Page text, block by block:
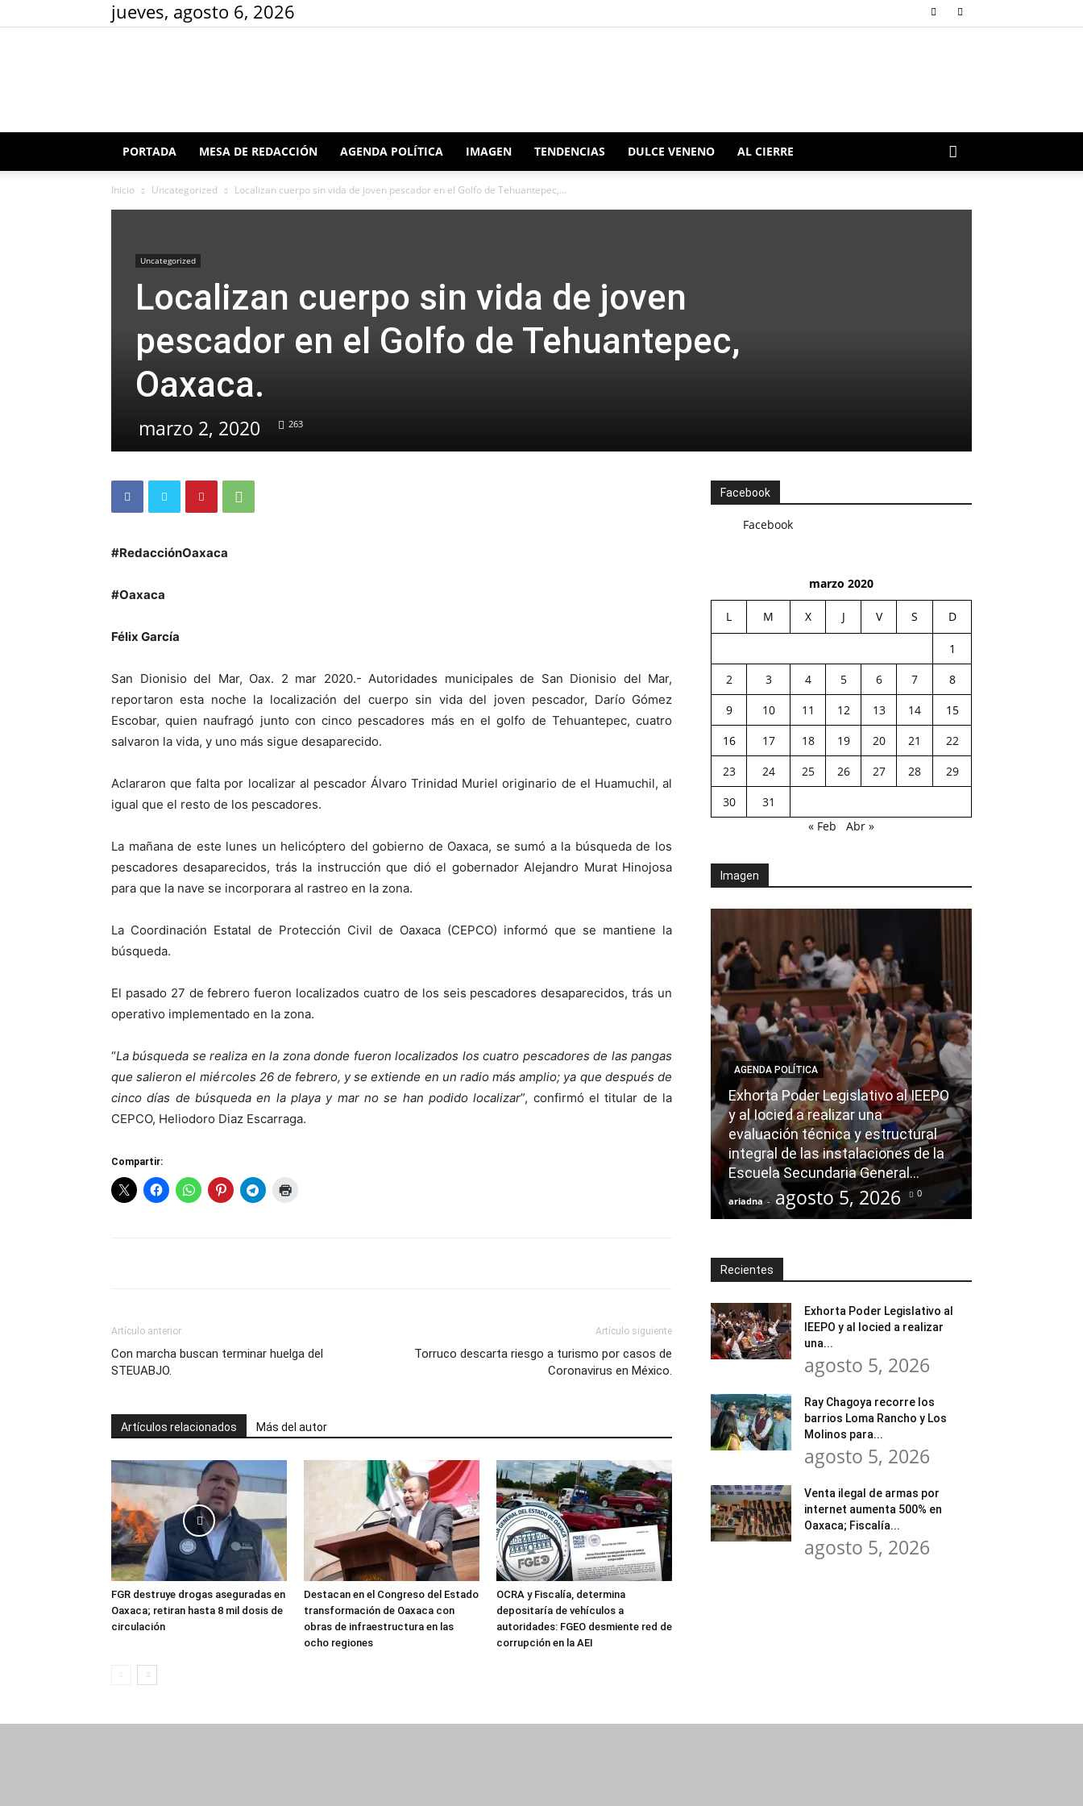
jueves, agosto 6, 2026
Redacción
PORTADA MESA DE REDACCIÓN AGENDA POLÍTICA IMAGEN TENDENCIAS DULCE VENENO AL CIERRE
Inicio Uncategorized Localizan cuerpo sin vida de joven pescador en el Golfo de Tehuantepec,...
Uncategorized
Localizan cuerpo sin vida de joven
pescador en el Golfo de Tehuantepec,
Oaxaca.
marzo 2, 2020 263
#RedacciónOaxaca
#Oaxaca
Félix García
San Dionisio del Mar, Oax. 2 mar 2020.- Autoridades municipales de San Dionisio del Mar,
reportaron esta noche la localización del cuerpo sin vida del joven pescador, Darío Gómez
Escobar, quien naufragó junto con cinco pescadores más en el golfo de Tehuantepec, cuatro
salvaron la vida, y uno más sigue desaparecido.
Aclararon que falta por localizar al pescador Álvaro Trinidad Muriel originario de el Huamuchil, al
igual que el resto de los pescadores.
La mañana de este lunes un helicóptero del gobierno de Oaxaca, se sumó a la búsqueda de los
pescadores desaparecidos, trás la instrucción que dió el gobernador Alejandro Murat Hinojosa
para que la nave se incorporara al rastreo en la zona.
La Coordinación Estatal de Protección Civil de Oaxaca (CEPCO) informó que se mantiene la
búsqueda.
El pasado 27 de febrero fueron localizados cuatro de los seis pescadores desaparecidos, trás un
operativo implementado en la zona.
“La búsqueda se realiza en la zona donde fueron localizados los cuatro pescadores de las pangas
que salieron el miércoles 26 de febrero, y se extiende en un radio más amplio; ya que después de
cinco días de búsqueda en la playa y mar no se han podido localizar”, confirmó el titular de la
CEPCO, Heliodoro Diaz Escarraga.
Compartir:
Artículo anterior
Con marcha buscan terminar huelga del
STEUABJO.
Artículo siguiente
Torruco descarta riesgo a turismo por casos de
Coronavirus en México.
Artículos relacionados Más del autor
FGR destruye drogas aseguradas en
Oaxaca; retiran hasta 8 mil dosis de
circulación
Destacan en el Congreso del Estado
transformación de Oaxaca con
obras de infraestructura en las
ocho regiones
OCRA y Fiscalía, determina
depositaría de vehículos a
autoridades: FGEO desmiente red de
corrupción en la AEI
Facebook
Facebook
marzo 2020
L M X J V S D
1
2
3 4 5 6 7
8
9
10 11 12 13 14
15
16
17 18 19 20 21
22
23
24 25 26 27 28
29
30
31
« Feb
Abr »
Imagen
AGENDA POLÍTICA
Exhorta Poder Legislativo al IEEPO
y al Iocied a realizar una
evaluación técnica y estructural
integral de las instalaciones de la
Escuela Secundaria General...
ariadna - agosto 5, 2026 0
Recientes
Exhorta Poder Legislativo al
IEEPO y al Iocied a realizar
una...
agosto 5, 2026
Ray Chagoya recorre los
barrios Loma Rancho y Los
Molinos para...
agosto 5, 2026
Venta ilegal de armas por
internet aumenta 500% en
Oaxaca; Fiscalía...
agosto 5, 2026